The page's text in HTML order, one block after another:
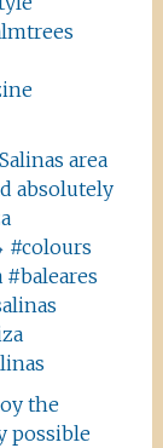
area
absolutely
#colours
the
possible